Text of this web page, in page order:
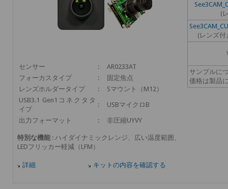
センサー :
AR0233AT
フォーカスタイプ
:
固定焦点
レンズホルダータイプ
:
Sマウント（M12）
USB3.1 Gen1コネクタタ
イプ
: USBマイクロB
出力フォーマット : 非圧縮UYVY
特別な機能 : ハイダイナミックレンジ、広い温度範囲、
LEDフリッカー軽減（LFM）
詳細 キットの内容を確認する
(
(レンズ付
サンプルに
価格は製品